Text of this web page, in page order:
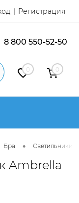
Регистрация
8 800 550-52-50
0 0
Бра • Светильники
Ambrella